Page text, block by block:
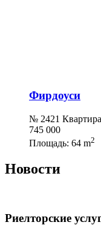
Фирдоуси
№ 2421 Квартира
745 000
Площадь: 64 m2
Новости
Риелторские